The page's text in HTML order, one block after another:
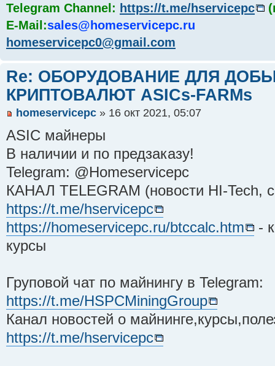
Telegram Channel: https://t.me/hservicepc
E-Mail:sales@homeservicepc.ru
homeservicepc0@gmail.com
Re: ОБОРУДОВАНИЕ ДЛЯ
КРИПТОВАЛЮТ ASICs-FARMs
homeservicepc » 16 окт 2021, 05:07
ASIC майнеры
В наличии и по предзаказу!
Telegram: @Homeservicepc
КАНАЛ TELEGRAM (новости HI-Tech,
https://t.me/hservicepc
https://homeservicepc.ru/btccalc.htm
-
курсы
Груповой чат по майнингу в Telegram:
https://t.me/HSPCMiningGroup
Канал новостей о
https://t.me/hservicepc